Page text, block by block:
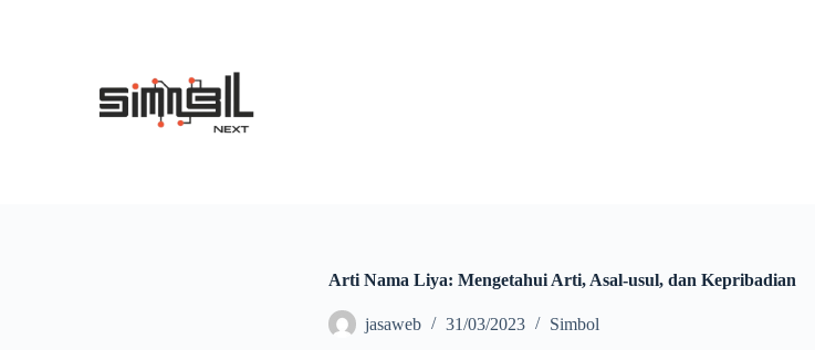
Arti Nama Liya: Mengetahui Arti, Asal-usul, dan Kepribadian
jasaweb 31/03/2023 Simbol